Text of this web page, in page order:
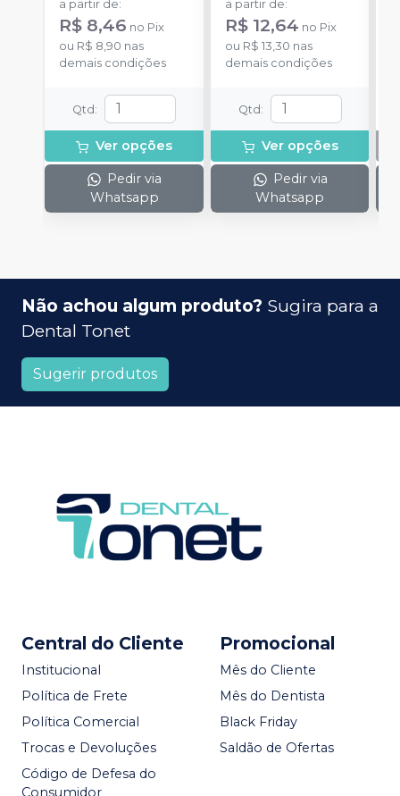
a partir de:
R$ 8,46 no Pix
ou R$ 8,90 nas
demais condições
Qtd :
Ver opções
Pedir via
Whatsapp
a partir de:
R$ 12,64 no Pix
ou R$ 13,30 nas
demais condições
Qtd :
Ver opções
Pedir via
Whatsapp
Não achou algum produto? Sugira para a
Dental Tonet
Sugerir produtos
Central do Cliente
Institucional
Política de Frete
Política Comercial
Trocas e Devoluções
Código de Defesa do
Consumidor
Promocional
Mês do Cliente
Mês do Dentista
Black Friday
Saldão de Ofertas